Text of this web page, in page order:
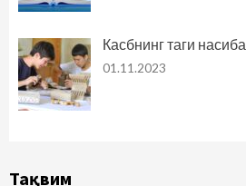
Касбнинг таги насиба
01.11.2023
Тақвим